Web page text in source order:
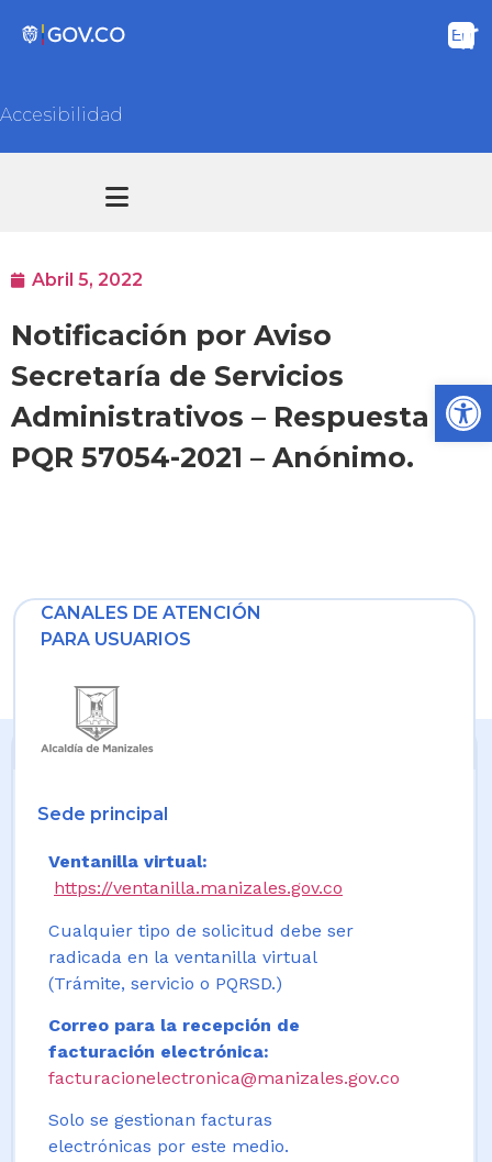
Accesibilidad
Abril 5, 2022
Notificación por Aviso
Secretaría de Servicios
Administrativos – Respuesta
PQR 57054-2021 – Anónimo.
CANALES DE ATENCIÓN
PARA USUARIOS
Sede principal
Ventanilla virtual:
https://ventanilla.manizales.gov.co
Cualquier tipo de solicitud debe ser
radicada en la ventanilla virtual
(Trámite, servicio o PQRSD.)
Correo para la recepción de
facturación electrónica:
facturacionelectronica@manizales.gov.co
Solo se gestionan facturas
electrónicas por este medio.